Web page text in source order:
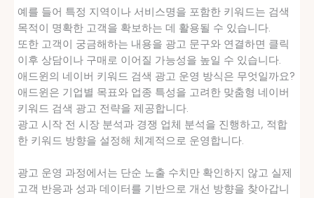
예를 들어 특정 지역이나 서비스명을 포함한 키워드는 검색
목적이 명확한 고객을 확보하는 데 활용될 수 있습니다.
또한 고객이 궁금해하는 내용을 광고 문구와 연결하면 클릭
이후 상담이나 구매로 이어질 가능성을 높일 수 있습니다.
애드윈의 네이버 키워드 검색 광고 운영 방식은 무엇일까요?
애드윈은 기업별 목표와 업종 특성을 고려한 맞춤형 네이버
키워드 검색 광고 전략을 제공합니다.
광고 시작 전 시장 분석과 경쟁 업체 분석을 진행하고, 적합
한 키워드 방향을 설정해 체계적으로 운영합니다.
광고 운영 과정에서는 단순 노출 수치만 확인하지 않고 실제
고객 반응과 성과 데이터를 기반으로 개선 방향을 찾아갑니